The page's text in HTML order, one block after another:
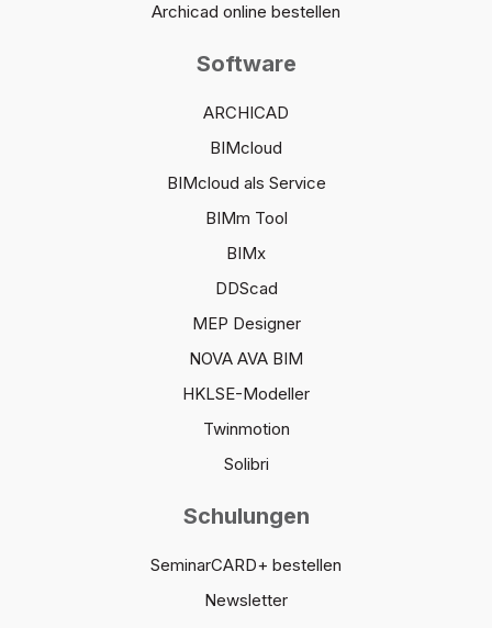
Archicad online bestellen
Software
ARCHICAD
BIMcloud
BIMcloud als Service
BIMm Tool
BIMx
DDScad
MEP Designer
NOVA AVA BIM
HKLSE-Modeller
Twinmotion
Solibri
Schulungen
SeminarCARD+ bestellen
Newsletter